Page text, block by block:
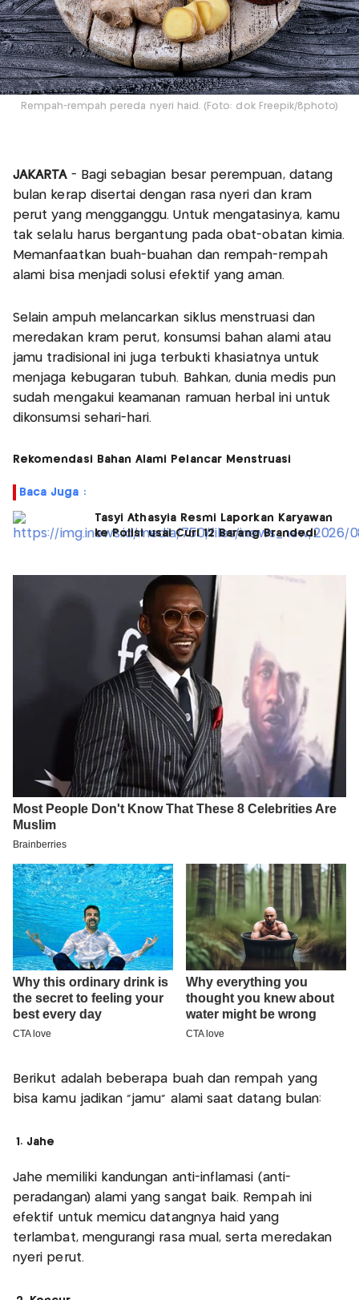
Rempah-rempah pereda nyeri haid. (Foto: dok Freepik/8photo)
JAKARTA- Bagi sebagian besar perempuan, datang
bulan kerap disertai dengan rasa nyeri dan kram
perut yang mengganggu. Untuk mengatasinya, kamu
tak selalu harus bergantung pada obat-obatan kimia.
Memanfaatkan buah-buahan dan rempah-rempah
alami bisa menjadi solusi efektif yang aman.
Selain ampuh melancarkan siklus menstruasi dan
meredakan kram perut, konsumsi bahan alami atau
jamu tradisional ini juga terbukti khasiatnya untuk
menjaga kebugaran tubuh. Bahkan, dunia medis pun
sudah mengakui keamanan ramuan herbal ini untuk
dikonsumsi sehari-hari.
Rekomendasi Bahan Alami Pelancar Menstruasi
Baca Juga :
Tasyi Athasyia Resmi Laporkan Karyawan
ke Polisi usai Curi 12 Barang Branded!
Berikut adalah beberapa buah dan rempah yang
bisa kamu jadikan "jamu" alami saat datang bulan:
1. Jahe
Jahe memiliki kandungan anti-inflamasi (anti-
peradangan) alami yang sangat baik. Rempah ini
efektif untuk memicu datangnya haid yang
terlambat, mengurangi rasa mual, serta meredakan
nyeri perut.